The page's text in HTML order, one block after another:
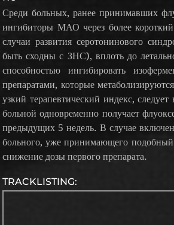
Среди больных, ранее принимавших
ингибиторы МАО через более короткий
случаи развития серотонинового
быть сходны с ЗНС), вплоть до
способностью ингибировать
препаратами, которые
узкий терапевтический индекс,
больной одновременно получает
предыдущих 5 недель. В случае
больного, уже принимающего подобный
снижение дозы первого препарата.
TRACKLISTING: